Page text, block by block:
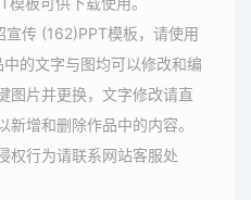
宣传 (162)PPT模板，请使用
的文字与图均可以修改和编
图片并更换，文字修改请直
增和删除作品中的内容。
权行为请联系网站客服处